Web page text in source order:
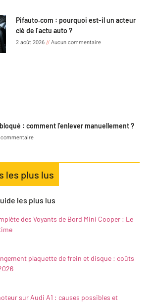
Pifauto.com : pourquoi est-il un acteur
clé de l’actu auto ?
2 août 2026 Aucun commentaire
: comment l’enlever manuellement ?
les plus lus
les plus lus
des Voyants de Bord Mini Cooper : Le
plaquette de frein et disque : coûts
sur Audi A1 : causes possibles et